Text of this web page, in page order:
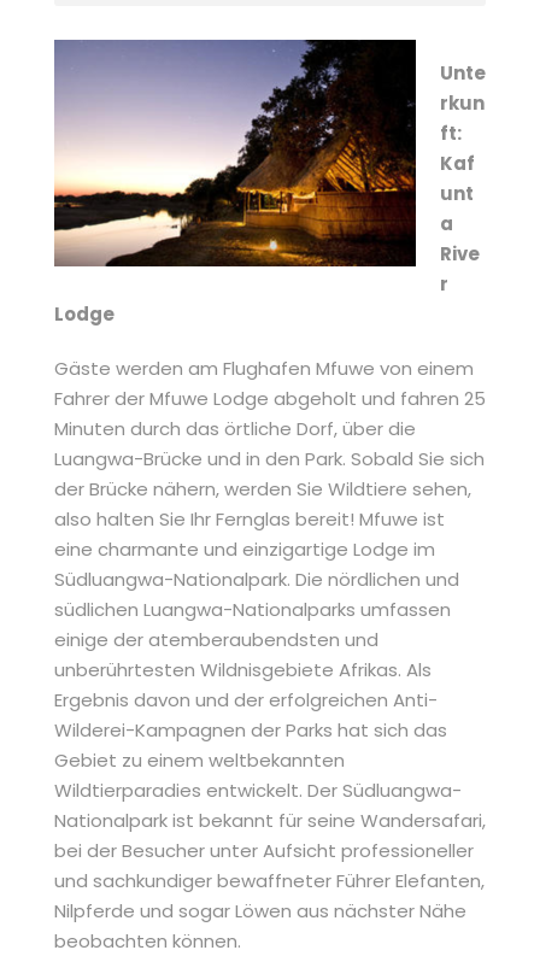
Unte
rkun
ft:
Kaf
unt
a
Rive
r
Lodge
Gäste werden am Flughafen Mfuwe von einem
Fahrer der Mfuwe Lodge abgeholt und fahren 25
Minuten durch das örtliche Dorf, über die
Luangwa-Brücke und in den Park. Sobald Sie sich
der Brücke nähern, werden Sie Wildtiere sehen,
also halten Sie Ihr Fernglas bereit! Mfuwe ist
eine charmante und einzigartige Lodge im
Südluangwa-Nationalpark. Die nördlichen und
südlichen Luangwa-Nationalparks umfassen
einige der atemberaubendsten und
unberührtesten Wildnisgebiete Afrikas. Als
Ergebnis davon und der erfolgreichen Anti-
Wilderei-Kampagnen der Parks hat sich das
Gebiet zu einem weltbekannten
Wildtierparadies entwickelt. Der Südluangwa-
Nationalpark ist bekannt für seine Wandersafari,
bei der Besucher unter Aufsicht professioneller
und sachkundiger bewaffneter Führer Elefanten,
Nilpferde und sogar Löwen aus nächster Nähe
beobachten können.